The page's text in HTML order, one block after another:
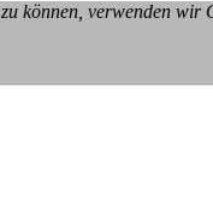
können, verwenden